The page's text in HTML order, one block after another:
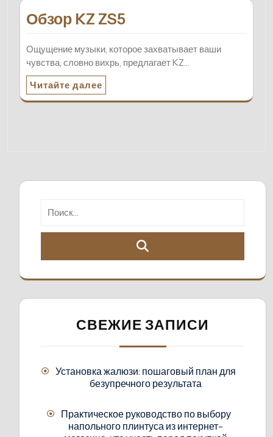
Обзор KZ ZS5
Ощущение музыки, которое захватывает ваши
чувства, словно вихрь, предлагает KZ…
Читайте далее
СВЕЖИЕ ЗАПИСИ
Установка жалюзи: пошаговый план для
безупречного результата
Практическое руководство по выбору
напольного плинтуса из интернет-